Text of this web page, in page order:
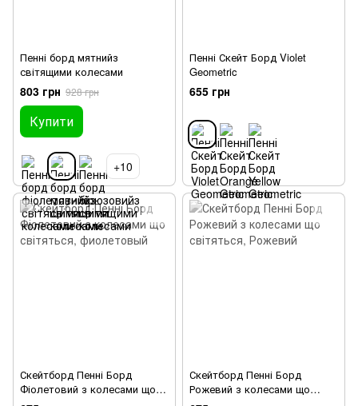
Пенні борд мятнийз
світящими колесами
803 грн 928 грн
Купити
+10
Пенні Скейт Борд Violet
Geometric
655 грн
Скейтборд Пенні Борд
Фіолетовий з колесами що
Скейтборд Пенні Борд
Рожевий з колесами що